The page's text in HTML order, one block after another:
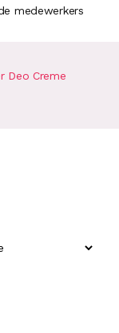
medewerkers
Deo Creme